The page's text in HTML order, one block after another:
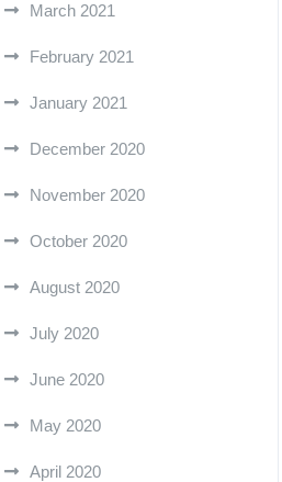
March 2021
February 2021
January 2021
December 2020
November 2020
October 2020
August 2020
July 2020
June 2020
May 2020
April 2020